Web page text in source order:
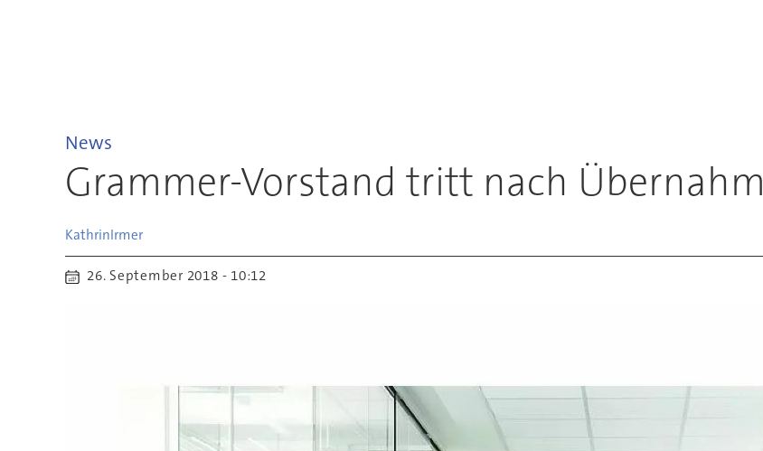
News
Grammer-Vorstand tritt nach
KathrinIrmer
26. September 2018 - 10:12